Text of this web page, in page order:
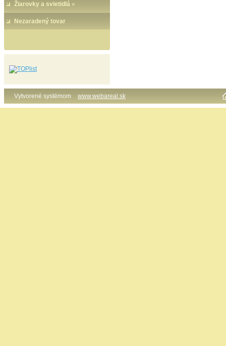
Žiarovky a svietidlá »
Nezaradený tovar
Vytvorené systémom www.webareal.sk